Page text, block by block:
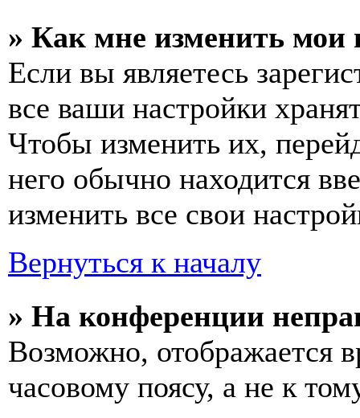
» Как мне изменить мои
Если вы являетесь
все ваши настройки
Чтобы изменить их,
него обычно находится
изменить все свои
Вернуться к началу
» На конференции
Возможно, отображается
часовому поясу, а не к